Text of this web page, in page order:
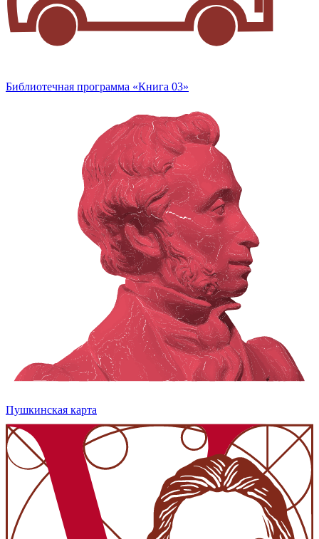
Библиотечная программа «Книга 03»
Пушкинская карта